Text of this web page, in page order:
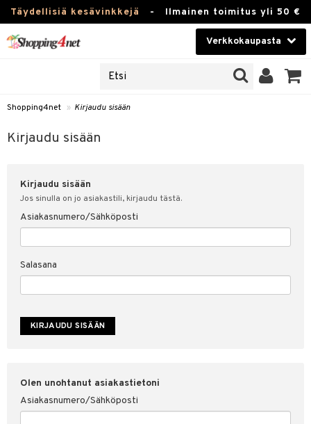
Täydellisiä kesävinkkejä - Ilmainen toimitus yli 50 €
Verkkokaupasta
Piilolinssit
Luontaistuotteet
Fitness
Koti & Sisustus
Lelut, Lapsi & Vauva
Tuotemerkkejä
Shopping4net » Kirjaudu sisään
Kirjaudu sisään
Kirjaudu sisään
Jos sinulla on jo asiakastili, kirjaudu tästä.
Asiakasnumero/Sähköposti
Salasana
Olen unohtanut asiakastietoni
Asiakasnumero/Sähköposti
sisään
& vastauksia
myyntiehdot
suojaus